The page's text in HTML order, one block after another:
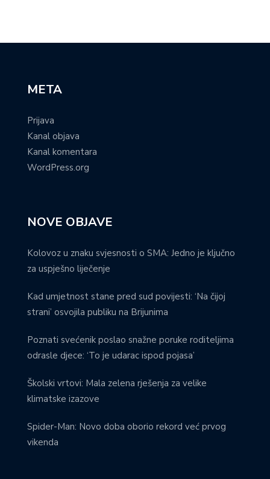
META
Prijava
Kanal objava
Kanal komentara
WordPress.org
NOVE OBJAVE
Kolovoz u znaku svjesnosti o SMA: Jedno je ključno
za uspješno liječenje
Kad umjetnost stane pred sud povijesti: ‘Na čijoj
strani’ osvojila publiku na Brijunima
Poznati svećenik poslao snažne poruke roditeljima
odrasle djece: ‘To je udarac ispod pojasa’
Školski vrtovi: Mala zelena rješenja za velike
klimatske izazove
Spider-Man: Novo doba oborio rekord već prvog
vikenda